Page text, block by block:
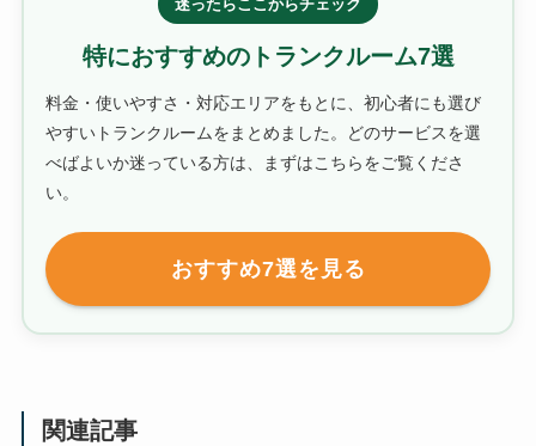
迷ったらここからチェック
特におすすめのトランクルーム7選
料金・使いやすさ・対応エリアをもとに、初心者にも選び
やすいトランクルームをまとめました。どのサービスを選
べばよいか迷っている方は、まずはこちらをご覧くださ
い。
おすすめ7選を見る
関連記事